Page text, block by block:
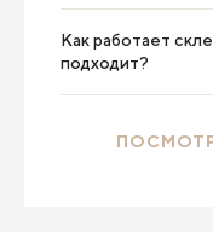
Как работает
подходит?